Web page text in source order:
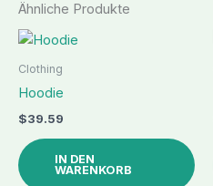
Ähnliche Produkte
Clothing
Hoodie
$39.59
IN DEN
WARENKORB